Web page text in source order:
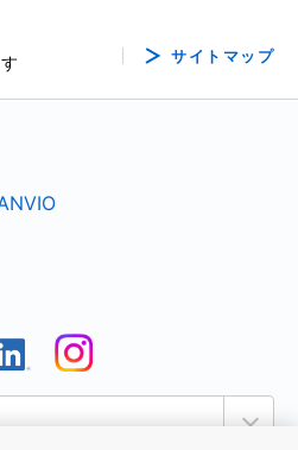
サイトマップ